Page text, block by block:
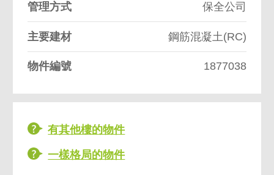
管理方式 保全公司
主要建材 鋼筋混凝土(RC)
物件編號 1877038
有其他樓的物件
一樣格局的物件